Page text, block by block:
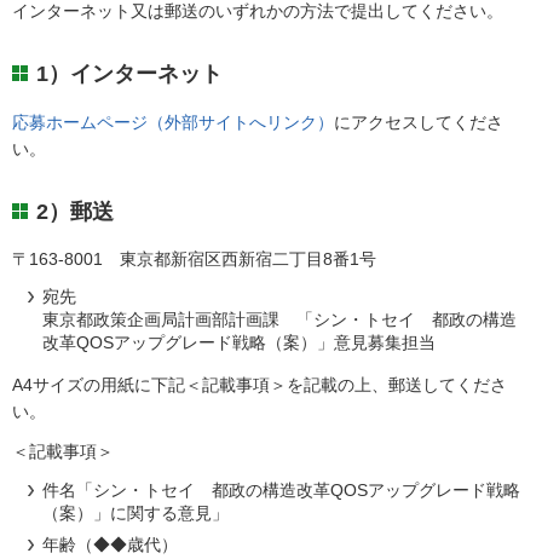
インターネット又は郵送のいずれかの方法で提出してください。
1）インターネット
応募ホームページ（外部サイトへリンク） にアクセスしてくださ
い。
2）郵送
〒163-8001 東京都新宿区西新宿二丁目8番1号
宛先
東京都政策企画局計画部計画課 「シン・トセイ 都政の構造
改革QOSアップグレード戦略（案）」意見募集担当
A4サイズの用紙に下記＜記載事項＞を記載の上、郵送してくださ
い。
＜記載事項＞
件名「シン・トセイ 都政の構造改革QOSアップグレード戦略
（案）」に関する意見」
年齢（◆◆歳代）